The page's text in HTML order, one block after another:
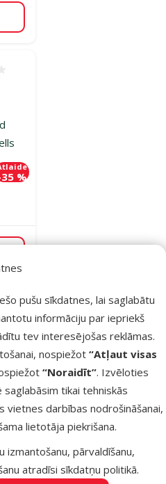
pušu sīkdatnes, lai saglabātu
informāciju par iepriekš
tev interesējošas reklāmas.
nospiežot “Atļaut visas
“Noraidīt”. Izvēloties
tikai tehniskās
vietnes darbības nodrošināšanai,
lietotāja piekrišana.
izmantošanu, pārvaldīšanu,
atradīsi sīkdatņu politikā.
grozam
%
0%
%